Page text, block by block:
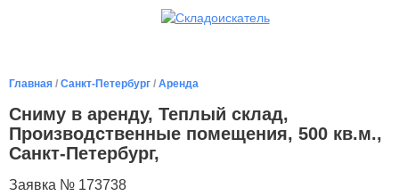
Главная / Санкт-Петербург / Аренда
Сниму в аренду, Теплый склад,
Производственные помещения, 500 кв.м.,
Санкт-Петербург,
Заявка № 173738